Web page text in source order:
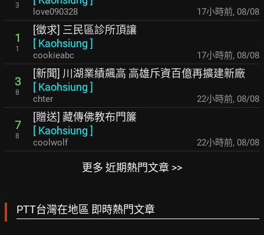
3
love090328 17小時前, 08/08
1
1
[徵求] 三民區診所頂讓
[ Kaohsiung ]
cookieabc 17小時前, 08/08
3
8
[新聞] 川湖業績飆高 高雄斥資百億再擴建新廠
[ Kaohsiung ]
chter 22小時前, 08/08
7
8
[贈送] 藏傳佛教布門簾
[ Kaohsiung ]
coolwolf 22小時前, 08/08
更多 近期熱門文章 >>
PTT台灣在地區 即時熱門文章